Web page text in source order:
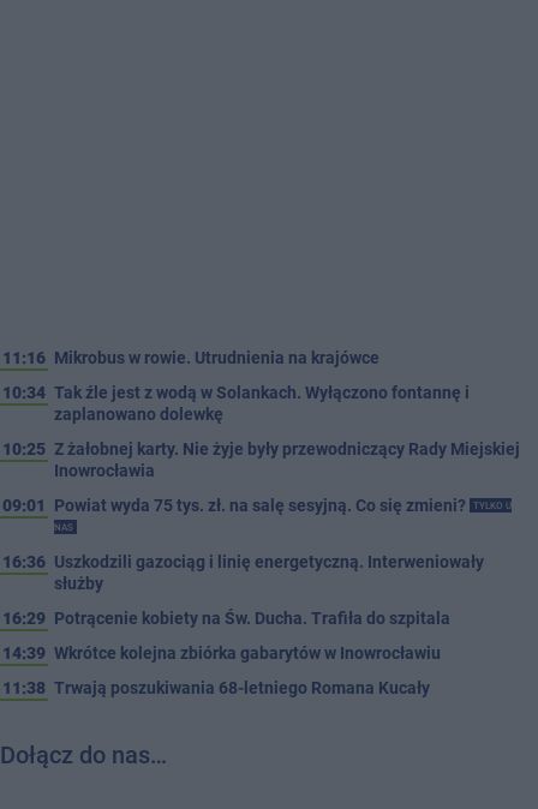
11:16 Mikrobus w rowie. Utrudnienia na krajówce
10:34 Tak źle jest z wodą w Solankach. Wyłączono fontannę i
zaplanowano dolewkę
10:25 Z żałobnej karty. Nie żyje były przewodniczący Rady Miejskiej
Inowrocławia
09:01
Powiat wyda 75 tys. zł. na salę sesyjną. Co się zmieni?
TYLKO U
NAS
16:36 Uszkodzili gazociąg i linię energetyczną. Interweniowały
służby
16:29 Potrącenie kobiety na Św. Ducha. Trafiła do szpitala
14:39 Wkrótce kolejna zbiórka gabarytów w Inowrocławiu
11:38 Trwają poszukiwania 68-letniego Romana Kucały
Dołącz do nas…